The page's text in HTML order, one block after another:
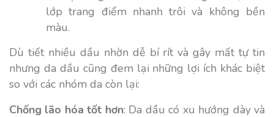
lớp trang điểm nhanh trôi và không bền
màu.
Dù tiết nhiều dầu nhờn dễ bí rít và gây mất tự tin
nhưng da dầu cũng đem lại những lợi ích khác biệt
so với các nhóm da còn lại:
Chống lão hóa tốt hơn: Da dầu có xu hướng dày và